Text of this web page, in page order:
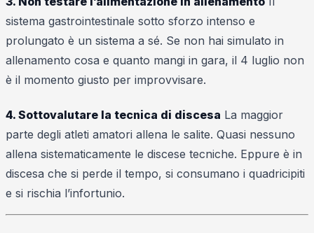
sistema gastrointestinale sotto sforzo intenso e
prolungato è un sistema a sé. Se non hai simulato in
allenamento cosa e quanto mangi in gara, il 4 luglio non
è il momento giusto per improvvisare.
4. Sottovalutare la tecnica di discesa La maggior
parte degli atleti amatori allena le salite. Quasi nessuno
allena sistematicamente le discese tecniche. Eppure è in
discesa che si perde il tempo, si consumano i quadricipiti
e si rischia l’infortunio.